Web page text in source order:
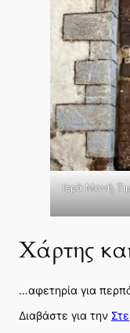
Ιερά Μονή
Χάρτης
…αφετηρία για
Διαβάστε για την